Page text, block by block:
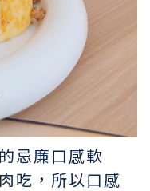
忌廉口感軟
吃，所以口感